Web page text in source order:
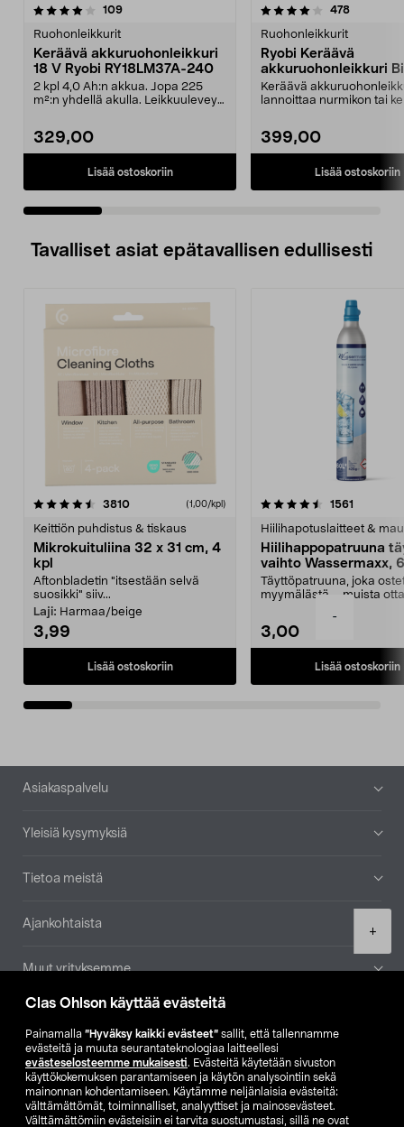
Clas Ohlson käyttää evästeitä
Painamalla ”Hyväksy kaikki evästeet” sallit, että tallennamme
evästeitä ja muuta seurantateknologiaa laitteellesi
evästeselosteemme mukaisesti. Evästeitä käytetään sivuston
käyttökokemuksen parantamiseen ja käytön analysointiin sekä
mainonnan kohdentamiseen. Käytämme neljänlaisia evästeitä:
välttämättömät, toiminnalliset, analyyttiset ja mainosevästeet.
Välttämättömiin evästeisiin ei tarvita suostumustasi, sillä ne ovat
-
+
109arvostelut
Ruohonleikkurit
Keräävä akkuruohonleikkuri
18 V Ryobi RY18LM37A-240
2 kpl 4,0 Ah:n akkua. Jopa 225
m²:n yhdellä akulla. Leikkuuleveys
329,00
Lisää ostoskoriin
4.0 viidestä
478arvostelut
Ruohonleikkurit
Ryobi Keräävä
akkuruohonleikkuri
18 V, RLM18X33B50
Keräävä
lannoittaa nurmikon tai
399,00
Lisää ostoskoriin
4.5 viidestä
Tavalliset asiat epätavallisen edullisesti
3810arvostelut (1,00/kpl)
Keittiön puhdistus & tiskaus
Mikrokuituliina 32 x 31 cm, 4
kpl
Aftonbladetin "itsestään selvä
suosikki" siiv...
Laji: Harmaa/beige
3,99
Lisää ostoskoriin
4.5viidestä
1561
Hiilihapotuslaitteet &
Hiilihappopatruuna
vaihto Wassermaxx,
Täyttöpatruuna, joka
myymälästä – muista
3,00
Lisää ostoskoriin
4.5viidestä
Alatunniste
Asiakaspalvelu
Yleisiä kysymyksiä
Tietoa meistä
Ajankohtaista
Muut yrityksemme
Etsi myymälä
SE NO FI
FI SV